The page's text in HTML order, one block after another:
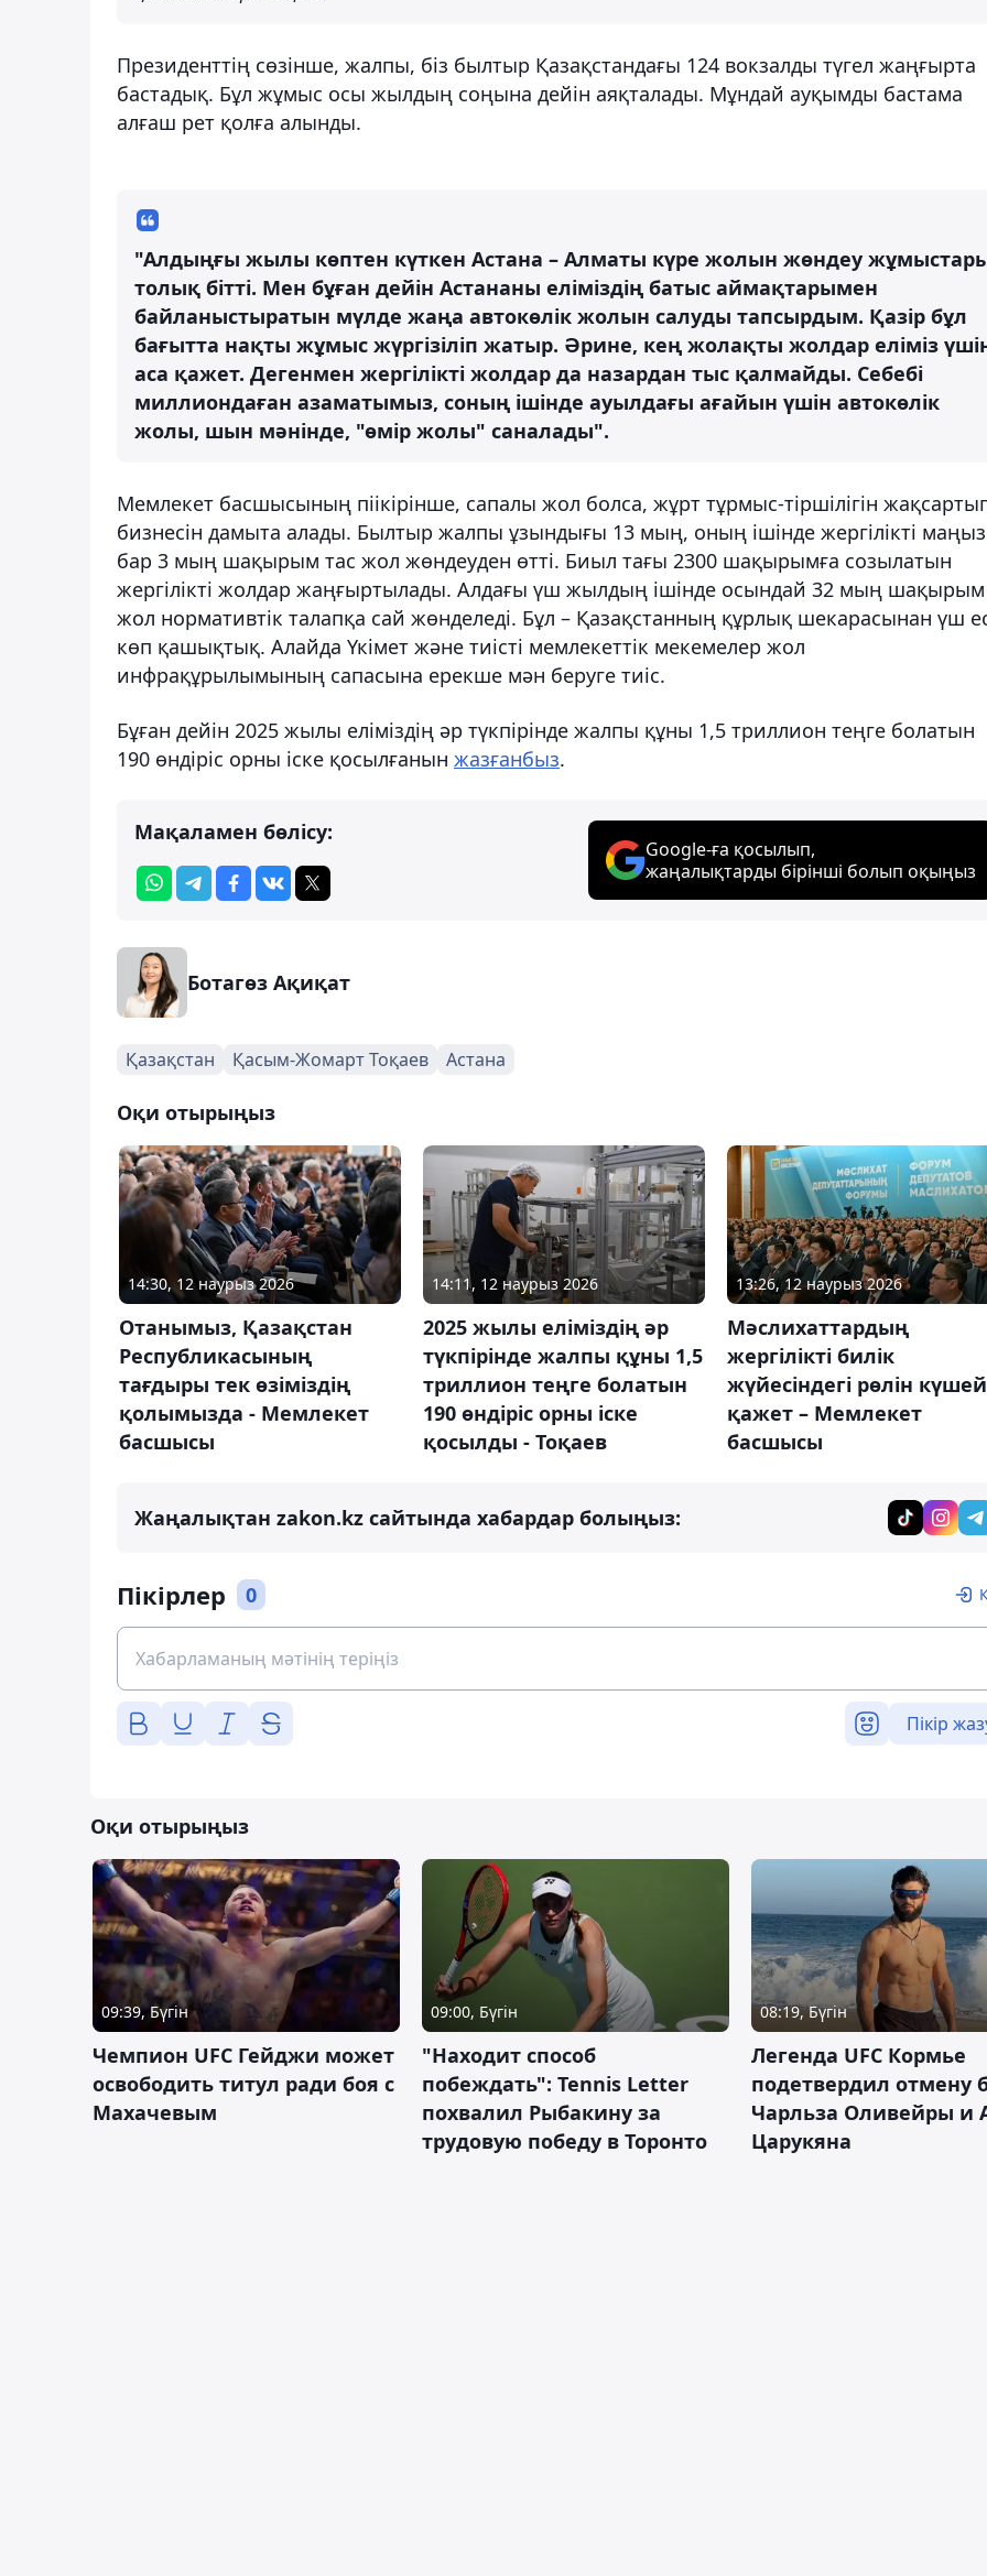
Президенттің сөзінше, жалпы, біз былтыр Қазақстандағы 124 вокзалды түгел жаңғырта
бастадық. Бұл жұмыс осы жылдың соңына дейін аяқталады. Мұндай ауқымды бастама
алғаш рет қолға алынды.
"Алдыңғы жылы көптен күткен Астана – Алматы күре жолын жөндеу
толық бітті. Мен бұған дейін Астананы еліміздің батыс аймақтарымен
байланыстыратын мүлде жаңа автокөлік жолын салуды тапсырдым. Қазір бұл
бағытта нақты жұмыс жүргізіліп жатыр. Әрине, кең жолақты жолдар еліміз
аса қажет. Дегенмен жергілікті жолдар да назардан тыс қалмайды. Себебі
миллиондаған азаматымыз, соның ішінде ауылдағы ағайын үшін автокөлік
жолы, шын мәнінде, "өмір жолы" саналады".
Мемлекет басшысының піікірінше, сапалы жол болса, жұрт тұрмыс-тіршілігін
бизнесін дамыта алады. Былтыр жалпы ұзындығы 13 мың, оның ішінде жергілікті
бар 3 мың шақырым тас жол жөндеуден өтті. Биыл тағы 2300 шақырымға созылатын
жергілікті жолдар жаңғыртылады. Алдағы үш жылдың ішінде осындай 32 мың шақырым
жол нормативтік талапқа сай жөнделеді. Бұл – Қазақстанның құрлық шекарасынан үш
көп қашықтық. Алайда Үкімет және тиісті мемлекеттік мекемелер жол
инфрақұрылымының сапасына ерекше мән беруге тиіс.
Бұған дейін 2025 жылы еліміздің әр түкпірінде жалпы құны 1,5 триллион теңге болатын
190 өндіріс орны іске қосылғанын жазғанбыз.
Мақаламен бөлісу:
Google-ға қосылып,
жаңалықтарды бірінші болып оқыңыз
Ботагөз Ақиқат
Қазақстан Қасым-Жомарт Тоқаев Астана
Оқи отырыңыз
14:30, 12 наурыз 2026
Отанымыз, Қазақстан
Республикасының
тағдыры тек өзіміздің
қолымызда - Мемлекет
басшысы
14:11, 12 наурыз 2026
2025 жылы еліміздің әр
түкпірінде жалпы құны 1,5
триллион теңге болатын
190 өндіріс орны іске
қосылды - Тоқаев
13:26, 12 наурыз 2026
Мәслихаттардың
жергілікті билік
жүйесіндегі рөлін
қажет – Мемлекет
басшысы
Жаңалықтан zakon.kz сайтында хабардар болыңыз:
Пікірлер 0
Пікір
Оқи отырыңыз
09:39, Бүгін
Чемпион UFC Гейджи может
освободить титул ради боя с
Махачевым
09:00, Бүгін
"Находит способ
побеждать": Tennis Letter
похвалил Рыбакину за
трудовую победу в Торонто
08:19, Бүгін
Легенда UFC Кормье
подетвердил отмену
Чарльза Оливейры и
Царукяна